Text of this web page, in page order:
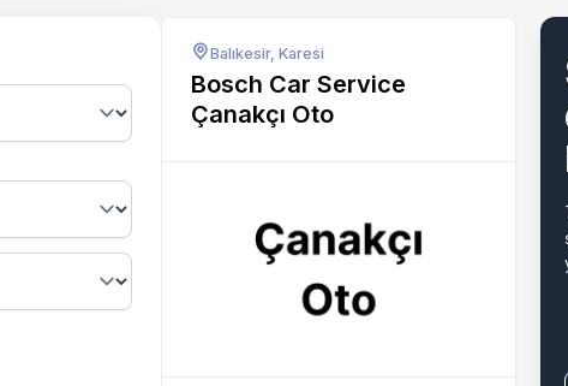
Balıkesir, Karesi
Bosch Car Service
Çanakçı Oto